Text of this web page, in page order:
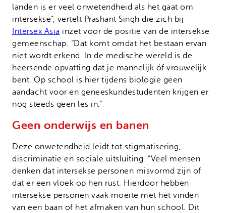
landen is er veel onwetendheid als het gaat om
intersekse”, vertelt Prashant Singh die zich bij
Intersex Asia inzet voor de positie van de intersekse
gemeenschap. “Dat komt omdat het bestaan ervan
niet wordt erkend. In de medische wereld is de
heersende opvatting dat je mannelijk óf vrouwelijk
bent. Op school is hier tijdens biologie geen
aandacht voor en geneeskundestudenten krijgen er
nog steeds geen les in.”
Geen onderwijs en banen
Deze onwetendheid leidt tot stigmatisering,
discriminatie en sociale uitsluiting. “Veel mensen
denken dat intersekse personen misvormd zijn of
dat er een vloek op hen rust. Hierdoor hebben
intersekse personen vaak moeite met het vinden
van een baan of het afmaken van hun school. Dit